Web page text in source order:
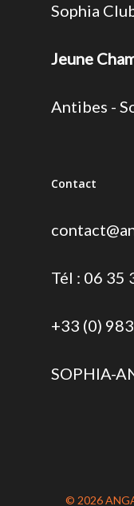
Sophia
Jeune
Antibes -
Contact
Tél : 06 35
+33 (0)
SOPHIA-
© 2026